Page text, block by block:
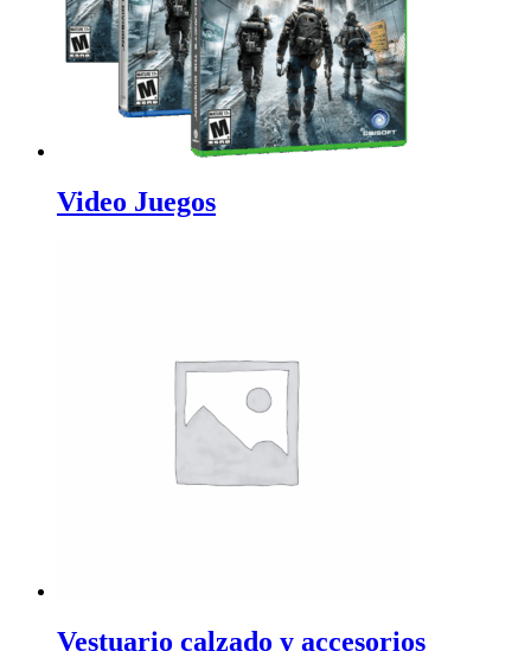
Video Juegos
Vestuario calzado y accesorios